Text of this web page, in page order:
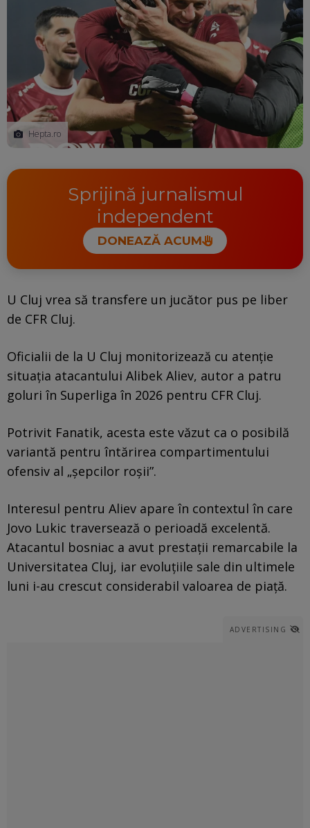
Hepta.ro
Sprijină jurnalismul
independent
DONEAZĂ ACUM
U Cluj vrea să transfere un jucător pus pe liber
de CFR Cluj.
Oficialii de la U Cluj monitorizează cu atenție
situația atacantului Alibek Aliev, autor a patru
goluri în Superliga în 2026 pentru CFR Cluj.
Potrivit Fanatik, acesta este văzut ca o posibilă
variantă pentru întărirea compartimentului
ofensiv al „șepcilor roșii”.
Interesul pentru Aliev apare în contextul în care
Jovo Lukic traversează o perioadă excelentă.
Atacantul bosniac a avut prestații remarcabile la
Universitatea Cluj, iar evoluțiile sale din ultimele
luni i-au crescut considerabil valoarea de piață.
ADVERTISING